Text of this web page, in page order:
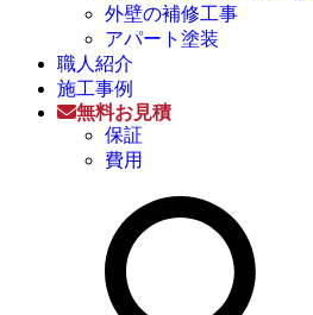
外壁の補修工事
アパート塗装
職人紹介
施工事例
無料お見積
保証
費用